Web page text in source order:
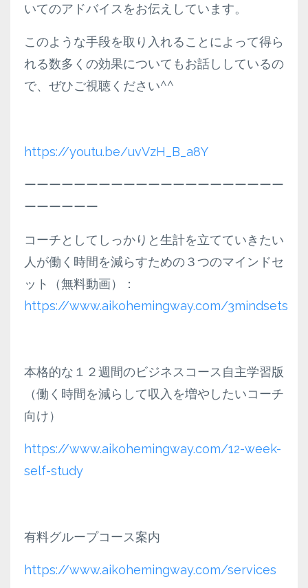
いてのアドバイスをお伝えしています。
このような手段を取り入れることによって得ら
れる数多くの効果についてもお話ししているの
で、ぜひご視聴ください^^
https://youtu.be/uvVzH_B_a8Y
ーーーーーーーーーーーーーーーーーーーーー
ーーーーーー
コーチとしてしっかりと生計を立てていきたい
人が働く時間を減らすための３つのマインドセ
ット（無料動画）：
https://www.aikohemingway.com/3mindsets
本格的な１２週間のビジネスコース自主学習版
（働く時間を減らして収入を増やしたいコーチ
向け）
https://www.aikohemingway.com/12-week-
self-study
有料グループコース案内
https://www.aikohemingway.com/services